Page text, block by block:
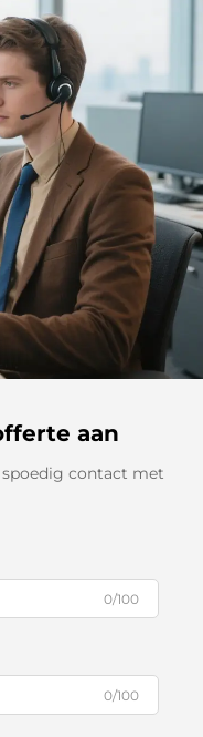
aan
contact met
0/100
0/100